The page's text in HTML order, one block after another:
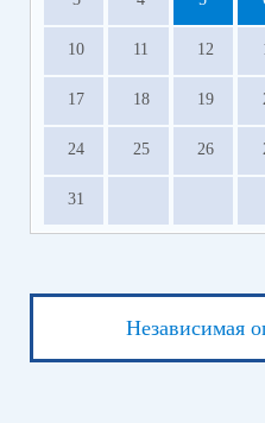
10 11 12
17 18 19
24 25 26
31
Независимая